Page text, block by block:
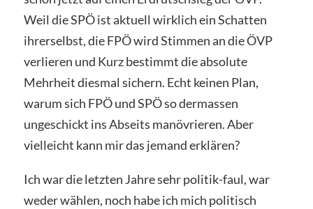
Weil die SPÖ ist aktuell wirklich ein Schatten
ihrerselbst, die FPÖ wird Stimmen an die ÖVP
verlieren und Kurz bestimmt die absolute
Mehrheit diesmal sichern. Echt keinen Plan,
warum sich FPÖ und SPÖ so dermassen
ungeschickt ins Abseits manövrieren. Aber
vielleicht kann mir das jemand erklären?
Ich war die letzten Jahre sehr politik-faul, war
weder wählen, noch habe ich mich politisch